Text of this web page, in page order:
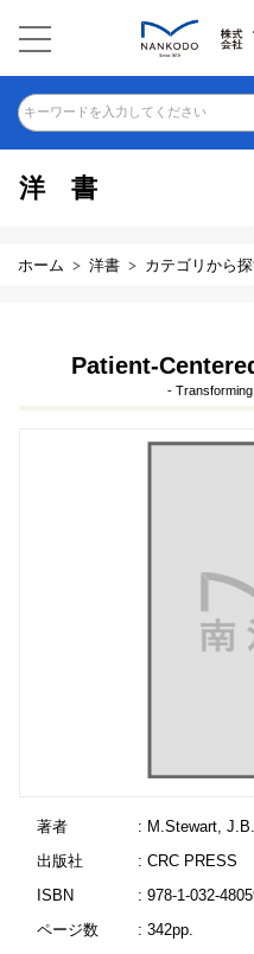
キーワードを入力してください
洋書
ホーム 洋書 カテゴリから
Patient-
-
著者
: M.Stewart,
出版社
: CRC PRESS
ISBN
: 978-1-032-
ページ数
: 342pp.